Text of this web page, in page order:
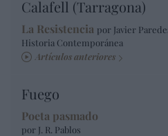
Calafell (Tarragona)
La Resistencia por Javier
Historia Contemporánea
Artículos anteriores
Fuego
Poeta pasmado
por J. R. Pablos